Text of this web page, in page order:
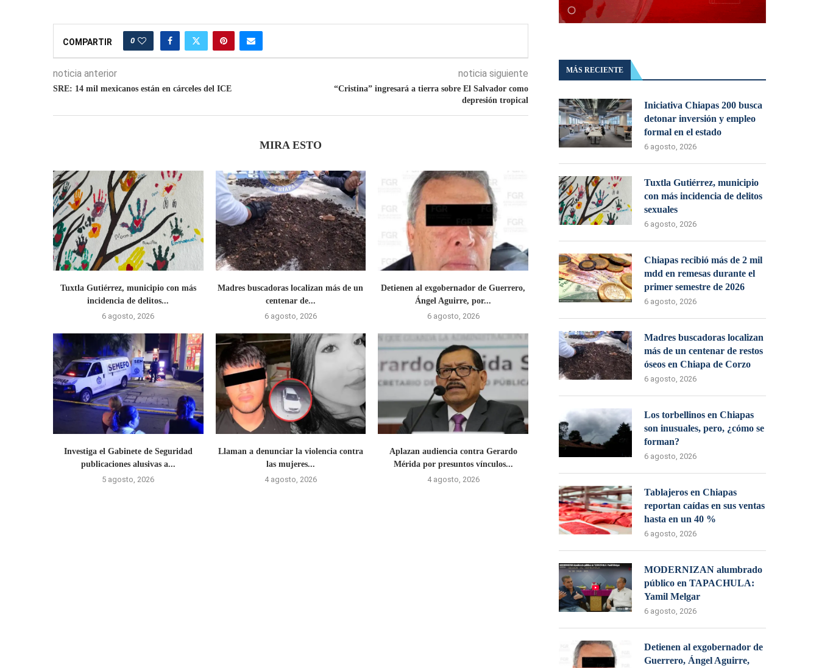
COMPARTIR 0
noticia anterior
SRE: 14 mil mexicanos están en cárceles del ICE
noticia siguiente
“Cristina” ingresará a tierra sobre El Salvador como
depresión tropical
MIRA ESTO
Tuxtla Gutiérrez, municipio con más
incidencia de delitos...
6 agosto, 2026
Madres buscadoras localizan más de un
centenar de...
6 agosto, 2026
Detienen al exgobernador de Guerrero,
Ángel Aguirre, por...
6 agosto, 2026
Investiga el Gabinete de Seguridad
publicaciones alusivas a...
5 agosto, 2026
Llaman a denunciar la violencia contra
las mujeres...
4 agosto, 2026
Aplazan audiencia contra Gerardo
Mérida por presuntos vínculos...
4 agosto, 2026
MÁS RECIENTE
Iniciativa Chiapas 200 busca
detonar inversión y empleo
formal en el estado
6 agosto, 2026
Tuxtla Gutiérrez, municipio
con más incidencia de delitos
sexuales
6 agosto, 2026
Chiapas recibió más de 2 mil
mdd en remesas durante el
primer semestre de 2026
6 agosto, 2026
Madres buscadoras localizan
más de un centenar de restos
óseos en Chiapa de Corzo
6 agosto, 2026
Los torbellinos en Chiapas
son inusuales, pero, ¿cómo se
forman?
6 agosto, 2026
Tablajeros en Chiapas
reportan caídas en sus ventas
hasta en un 40 %
6 agosto, 2026
MODERNIZAN alumbrado
público en TAPACHULA:
Yamil Melgar
6 agosto, 2026
Detienen al exgobernador de
Guerrero, Ángel Aguirre,